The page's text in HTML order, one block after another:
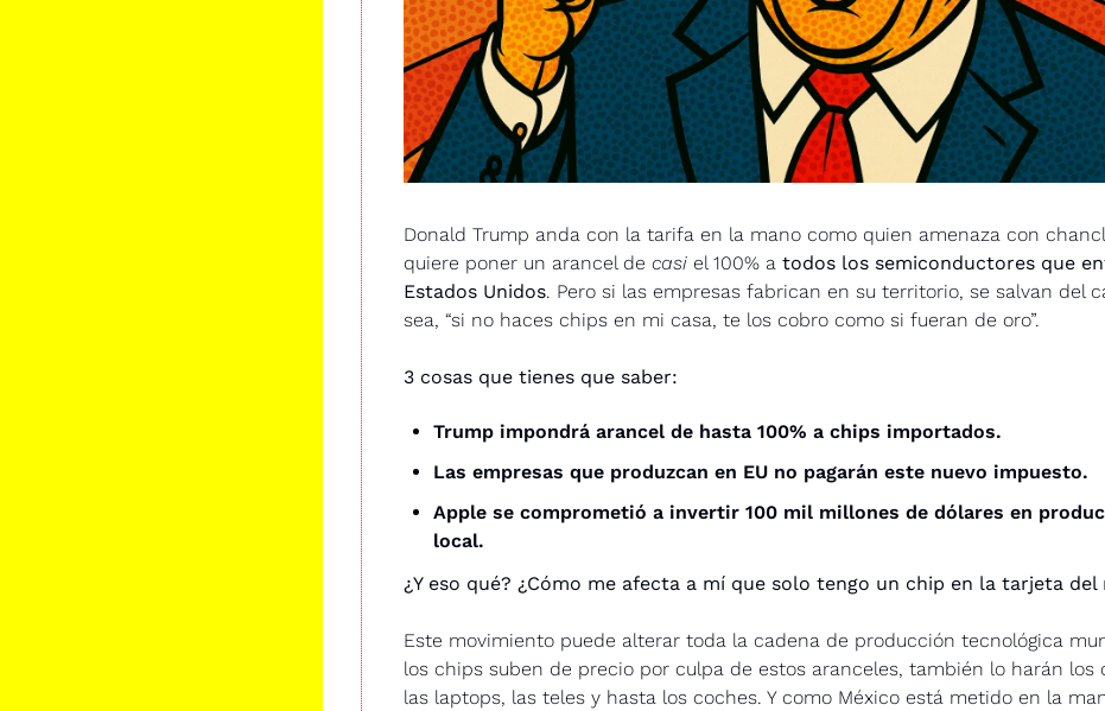
Donald Trump anda con la tarifa en la mano como quien amenaza con
quiere poner un arancel de casi el 100% a todos los semiconductores que
Estados Unidos. Pero si las empresas fabrican en su territorio, se salvan del
sea, “si no haces chips en mi casa, te los cobro como si fueran de oro”.
3 cosas que tienes que saber:
Trump impondrá arancel de hasta 100% a chips importados.
Las empresas que produzcan en EU no pagarán este nuevo impuesto.
Apple se comprometió a invertir 100 mil millones de dólares en
local.
¿Y eso qué? ¿Cómo me afecta a mí que solo tengo un chip en la tarjeta del
Este movimiento puede alterar toda la cadena de producción tecnológica
los chips suben de precio por culpa de estos aranceles, también lo harán los
las laptops, las teles y hasta los coches. Y como México está metido en la